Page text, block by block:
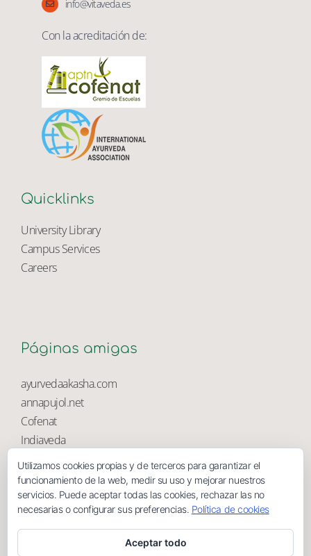
info@vitaveda.es
Con la acreditación de:
Quicklinks
University Library
Páginas amigas
ayurvedaakasha.com
annapujol.net
Indiaveda
Magnolia
Utilizamos cookies propias y de terceros para garantizar el
funcionamiento de la web, medir su uso y mejorar nuestros
servicios. Puede aceptar todas las cookies, rechazar las no
necesarias o configurar sus preferencias. Política de cookies
Aceptar todo